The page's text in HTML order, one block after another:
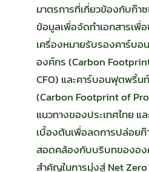
มาตรการที่เกี่ยวข้องกับก๊าซ
ข้อมูลเพื่อจัดทำเอกสารเพื่
เครื่องหมายรับรองคาร์บ
องค์กร (Carbon
CFO) และคาร์บอนฟุตพริ้
(Carbon Footprint of
แนวทางของประเทศไทย แ
เบื้องต้นเพื่อลดการปล่อยก๊
สอดคล้องกับบริบทขององ
สำคัญในการมุ่งสู่ Net